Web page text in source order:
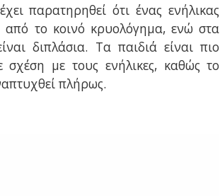
παρατηρηθεί ότι ένας ενήλικας
από το κοινό κρυολόγημα, ενώ στα
διπλάσια. Τα παιδιά είναι πιο
με τους ενήλικες, καθώς το
πλήρως.